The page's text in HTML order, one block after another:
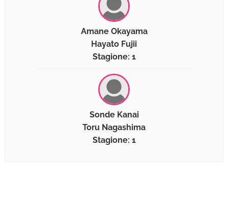
Amane Okayama
Hayato Fujii
Stagione: 1
Sonde Kanai
Toru Nagashima
Stagione: 1